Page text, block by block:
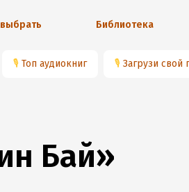
Библиотека
🎙 Топ аудиокниг 🎙 Загрузи свой
Бай»